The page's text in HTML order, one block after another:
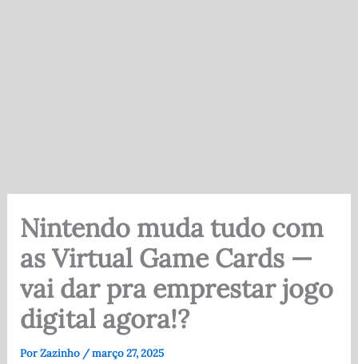
Nintendo muda tudo com
as Virtual Game Cards —
vai dar pra emprestar jogo
digital agora!?
PorZazinho /março 27, 2025